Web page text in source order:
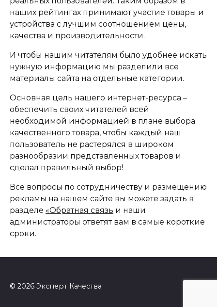
наших рейтингах принимают участие товары и
устройства с лучшим соотношением цены,
качества и производительности.
И чтобы нашим читателям было удобнее искать
нужную информацию мы разделили все
материалы сайта на отдельные категории.
Основная цель нашего интернет-ресурса –
обеспечить своих читателей всей
необходимой информацией в плане выбора
качественного товара, чтобы каждый наш
пользователь не растерялся в широком
разнообразии представленных товаров и
сделал правильный выбор!
Все вопросы по сотрудничеству и размещению
рекламы на нашем сайте вы можете задать в
разделе «Обратная связь и наши
администраторы ответят вам в самые короткие
сроки.
© 2026 Эксперт Качества